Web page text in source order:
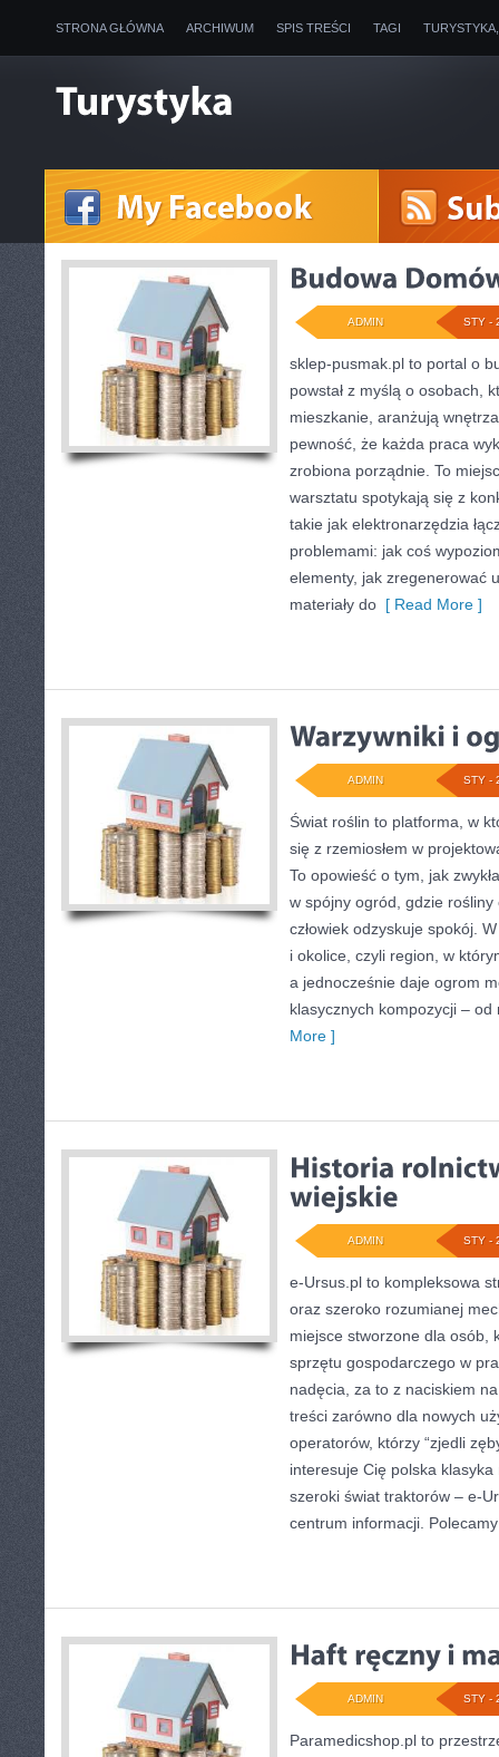
STRONA GŁÓWNA ARCHIWUM SPIS TREŚCI TAGI
STY -
ADMIN
sklep-pusmak.pl to portal o
powstał z myślą o osobach,
mieszkanie, aranżują
pewność, że każda praca
zrobiona porządnie. To
warsztatu spotykają się z
takie jak elektronarzędzia
problemami: jak coś
elementy, jak zregenerować
materiały do [ Read More ]
STY -
ADMIN
Świat roślin to platforma, w
się z rzemiosłem w
To opowieść o tym, jak
w spójny ogród, gdzie
człowiek odzyskuje spokój.
i okolice, czyli region, w
a jednocześnie daje ogrom
klasycznych kompozycji – od
More ]
STY -
ADMIN
e-Ursus.pl to kompleksowa
oraz szeroko rozumianej
miejsce stworzone dla osób,
sprzętu gospodarczego w
nadęcia, za to z naciskiem
treści zarówno dla nowych
operatorów, którzy “zjedli
interesuje Cię polska
szeroki świat traktorów – e-
centrum informacji. Polecamy
STY -
ADMIN
Paramedicshop.pl to